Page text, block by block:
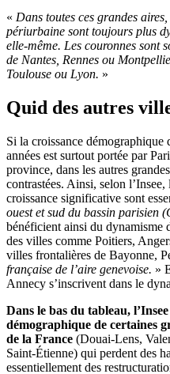
« Dans toutes ces grandes
périurbaine sont toujours plus
elle-même. Les couronnes sont
de Nantes, Rennes ou
Toulouse ou Lyon. »
Quid des autres
Si la croissance démographique
années est surtout portée par
province, dans les autres
contrastées. Ainsi, selon
croissance significative sont
ouest et sud du bassin parisien
bénéficient ainsi du dynamisme
des villes comme Poitiers,
villes frontalières de Bayonne,
française de l’aire genevoise. »
Annecy s’inscrivent dans le
Dans le bas du tableau,
démographique de certaines
de la France (Douai-Lens,
Saint-Étienne) qui perdent des
essentiellement des